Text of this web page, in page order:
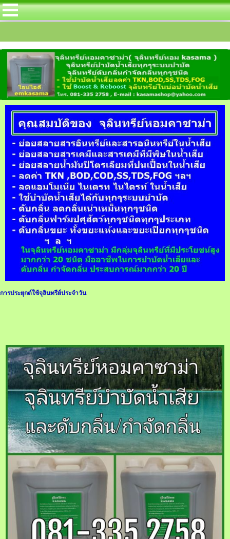
อิ้ง สำหรับลดค่า TKN โดยเฉพาะในบ่อบ
การประยุกต์ใช้จุลินทรีย์ประจำวัน